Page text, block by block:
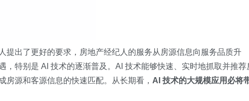
提出了更好的要求，房地产经纪人的服务从房源信息向服务品质升
，特别是 AI 技术的逐渐普及。AI 技术能够快速、实时地抓取并推荐
源和客源信息的快速匹配。从长期看， AI 技术的大规模应用必将